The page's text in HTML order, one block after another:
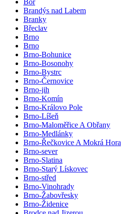
Bor
Brandýs nad Labem
Branky
Břeclav
Brno
Brno
Brno-Bohunice
Brno-Bosonohy
Brno-Bystrc
Brno-Černovice
Brno-jih
Brno-Komín
Brno-Královo Pole
Brno-Líšeň
Brno-Maloměřice A Obřany
Brno-Medlánky
Brno-Řečkovice A Mokrá Hora
Brno-sever
Brno-Slatina
Brno-Starý Lískovec
Brno-střed
Brno-Vinohrady
Brno-Žabovřesky
Brno-Židenice